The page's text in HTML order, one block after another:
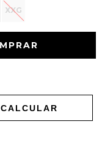
XXG
CALCULAR